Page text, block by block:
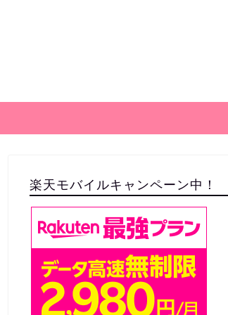
楽天モバイルキャンペーン中！